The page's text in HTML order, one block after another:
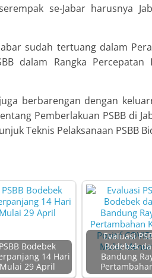
se-Jabar harusnya
sudah tertuang dalam
dalam Rangka Percepatan
berbarengan dengan
Pemberlakuan PSBB di
Teknis Pelaksanaan PSBB
PSBB Bodebek
14 Hari
Mulai 29 April
Evaluasi
Bodebek
Bandung